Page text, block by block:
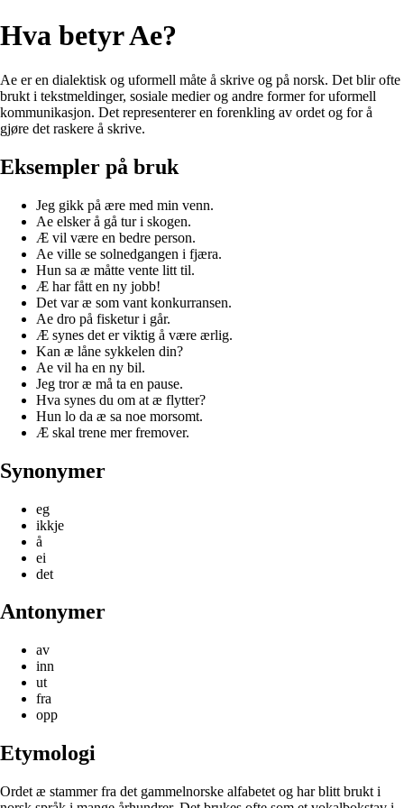
Hva betyr Ae?
Ae er en dialektisk og uformell måte å skrive og på norsk. Det blir ofte
brukt i tekstmeldinger, sosiale medier og andre former for uformell
kommunikasjon. Det representerer en forenkling av ordet og for å
gjøre det raskere å skrive.
Eksempler på bruk
Jeg gikk på ære med min venn.
Ae elsker å gå tur i skogen.
Æ vil være en bedre person.
Ae ville se solnedgangen i fjæra.
Hun sa æ måtte vente litt til.
Æ har fått en ny jobb!
Det var æ som vant konkurransen.
Ae dro på fisketur i går.
Æ synes det er viktig å være ærlig.
Kan æ låne sykkelen din?
Ae vil ha en ny bil.
Jeg tror æ må ta en pause.
Hva synes du om at æ flytter?
Hun lo da æ sa noe morsomt.
Æ skal trene mer fremover.
Synonymer
eg
ikkje
å
ei
det
Antonymer
av
inn
ut
fra
opp
Etymologi
Ordet æ stammer fra det gammelnorske alfabetet og har blitt brukt i